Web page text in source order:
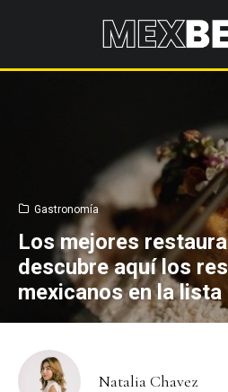
Gastronomía
Los mejores
descubre aquí los
mexicanos en la lista
Natalia Chavez